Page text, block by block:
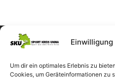
Um dir ein optimales Erlebnis zu
Cookies, um Geräteinformationen zu